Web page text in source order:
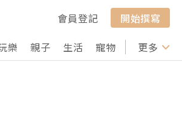
會員登記
開始撰寫
樂 親子 生活 寵物 行山 打卡
更多